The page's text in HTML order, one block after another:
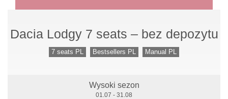
Przekładnia mechaniczna
7 miejsc
Dacia Lodgy 7 seats – bez depozytu
7 seats PL Bestsellers PL Manual PL
Wysoki sezon
01.07 - 31.08